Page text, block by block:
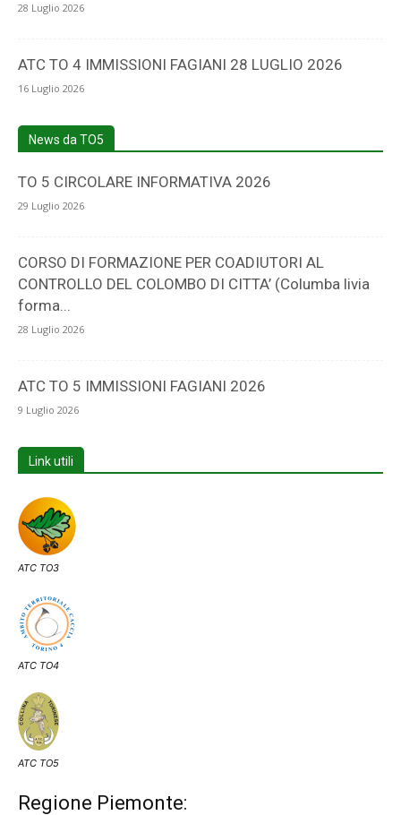
28 Luglio 2026
ATC TO 4 IMMISSIONI FAGIANI 28 LUGLIO 2026
16 Luglio 2026
News da TO5
TO 5 CIRCOLARE INFORMATIVA 2026
29 Luglio 2026
CORSO DI FORMAZIONE PER COADIUTORI AL
CONTROLLO DEL COLOMBO DI CITTA’ (Columba livia
forma...
28 Luglio 2026
ATC TO 5 IMMISSIONI FAGIANI 2026
9 Luglio 2026
Link utili
ATC TO3
ATC TO4
ATC TO5
Regione Piemonte: